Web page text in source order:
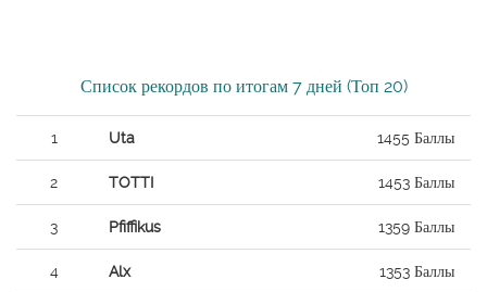
Список рекордов по итогам 7 дней (Топ 20)
1 Uta 1455 Баллы
2 TOTTI 1453 Баллы
3 Pfiffikus 1359 Баллы
4 Alx 1353 Баллы